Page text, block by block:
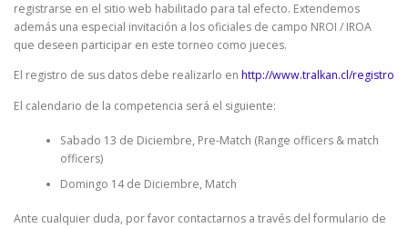
registrarse en el sitio web habilitado para tal efecto. Extendemos
además una especial invitación a los oficiales de campo NROI / IROA
que deseen participar en este torneo como jueces.
El registro de sus datos debe realizarlo en http://www.tralkan.cl/registro
El calendario de la competencia será el siguiente:
Sabado 13 de Diciembre, Pre-Match (Range officers & match
officers)
Domingo 14 de Diciembre, Match
Ante cualquier duda, por favor contactarnos a través del formulario de